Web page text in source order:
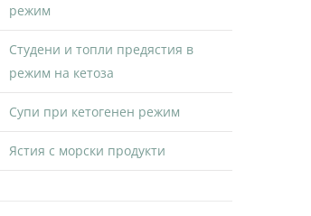
режим
Студени и топли предястия в
режим на кетоза
Супи при кетогенен режим
Ястия с морски продукти